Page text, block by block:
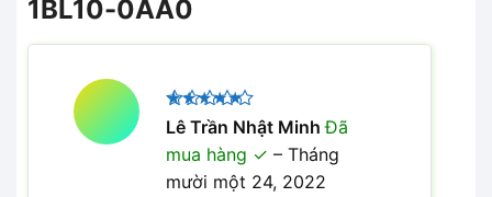
1BL10-0AA0
Được xếp
hạng
5
sao
Lê Trần Nhật MinhĐã
mua hàng
– Tháng
mười một 24, 2022